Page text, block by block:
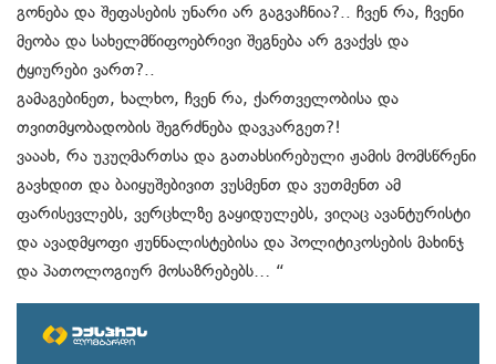
გონება და შეფასების უნარი არ გაგვაჩნია?.. ჩვენ რა, ჩვენი
მეობა და სახელმწიფოებრივი შეგნება არ გვაქვს და
ტყიურები ვართ?..
გამაგებინეთ, ხალხო, ჩვენ რა, ქართველობისა და
თვითმყობადობის შეგრძნება დავკარგეთ?!
ვააახ, რა უკუღმართსა და გათახსირებული ჟამის მომსწრენი
გავხდით და ბაიყუშებივით ვუსმენთ და ვუთმენთ ამ
ფარისევლებს, ვერცხლზე გაყიდულებს, ვიღაც ავანტურისტი
და ავადმყოფი ჟუნნალისტებისა და პოლიტიკოსების მახინჯ
და პათოლოგიურ მოსაზრებებს… “